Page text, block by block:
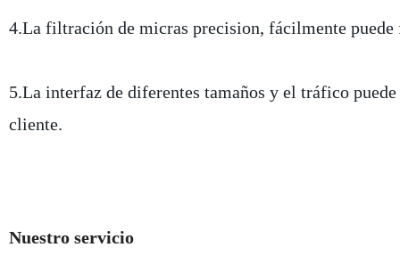
4.La filtración de micras precision, fácilmente
5.La interfaz de diferentes tamaños y el tráfico
cliente.
Nuestro servicio